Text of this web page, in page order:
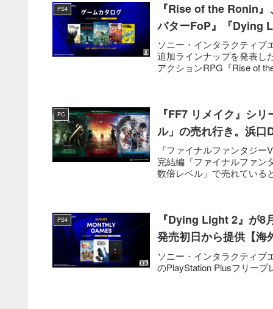
PS4
『Rise of the Ronin
バターFoP』『Dying
ソニー・インタラクティブ
追加ラインナップを発表し
アクションRPG『Rise of
PC
『FF7 リメイク』シ
ル」の売れ行き。浜口
『ファイナルファンタジ
完結編『ファイナルファン
数倍レベル」で売れている
PS4
『Dying Light 2』が
発売初日から提供【海
ソニー・インタラクティブ
のPlayStation Plusフリープ